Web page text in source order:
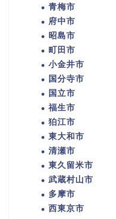
青梅市
府中市
昭島市
町田市
小金井市
国分寺市
国立市
福生市
狛江市
東大和市
清瀬市
東久留米市
武蔵村山市
多摩市
西東京市